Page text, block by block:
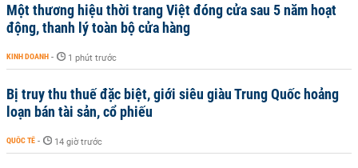
Một thương hiệu thời trang Việt đóng cửa sau 5 năm hoạt
động, thanh lý toàn bộ cửa hàng
KINH DOANH - 1 phút trước
Bị truy thu thuế đặc biệt, giới siêu giàu Trung Quốc hoảng
loạn bán tài sản, cổ phiếu
QUỐC TẾ - 14 giờ trước